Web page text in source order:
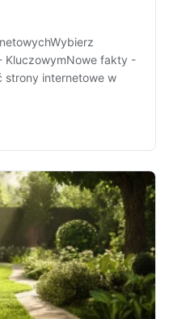
KluczowymNowe fakty -
strony internetowe w